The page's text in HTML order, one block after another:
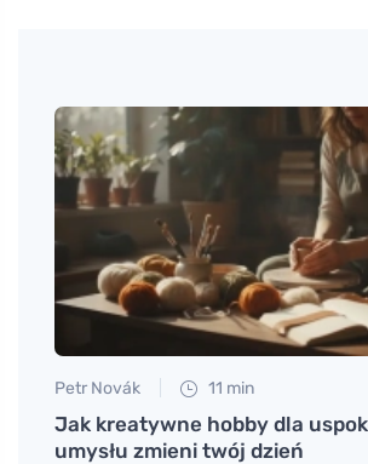
Petr Novák 11 min
Jak kreatywne hobby dla
umysłu zmieni twój dzień